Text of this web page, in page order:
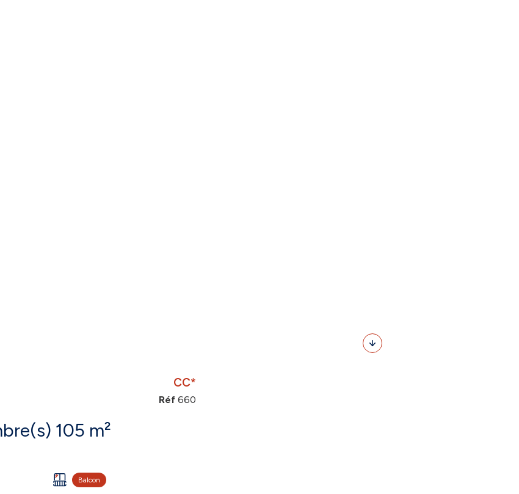
Maison 4 pièce(s) 3 chambre(s) 105 m²
Balcon
CC*
Réf 660